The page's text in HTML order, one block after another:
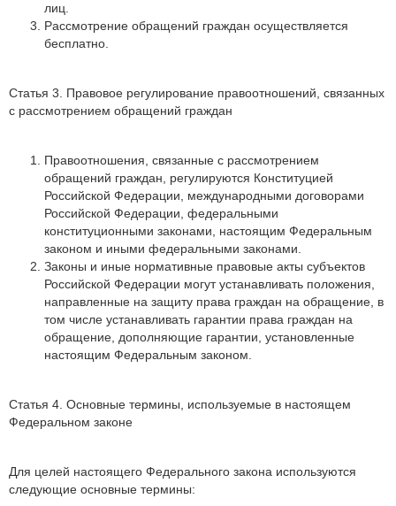
лиц.
Рассмотрение обращений граждан осуществляется
бесплатно.
Статья 3. Правовое регулирование правоотношений, связанных
с рассмотрением обращений граждан
Правоотношения, связанные с рассмотрением
обращений граждан, регулируются Конституцией
Российской Федерации, международными договорами
Российской Федерации, федеральными
конституционными законами, настоящим Федеральным
законом и иными федеральными законами.
Законы и иные нормативные правовые акты субъектов
Российской Федерации могут устанавливать положения,
направленные на защиту права граждан на обращение, в
том числе устанавливать гарантии права граждан на
обращение, дополняющие гарантии, установленные
настоящим Федеральным законом.
Статья 4. Основные термины, используемые в настоящем
Федеральном законе
Для целей настоящего Федерального закона используются
следующие основные термины: